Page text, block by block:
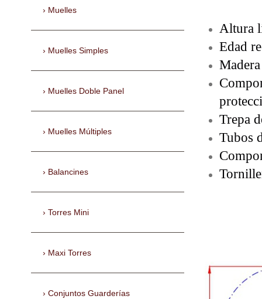
Altura
Edad
Trepa
Tubos
Muelles
Muelles Simples
Muelles Doble Panel
Muelles Múltiples
Balancines
Torres Mini
Maxi Torres
Conjuntos Guarderías